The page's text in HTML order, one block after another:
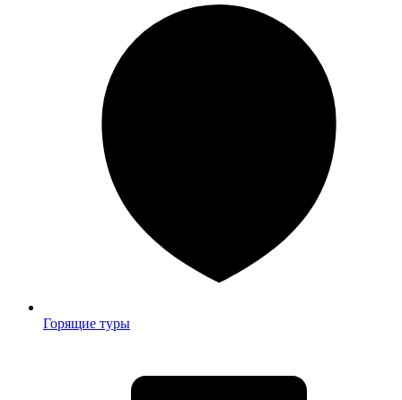
Горящие туры